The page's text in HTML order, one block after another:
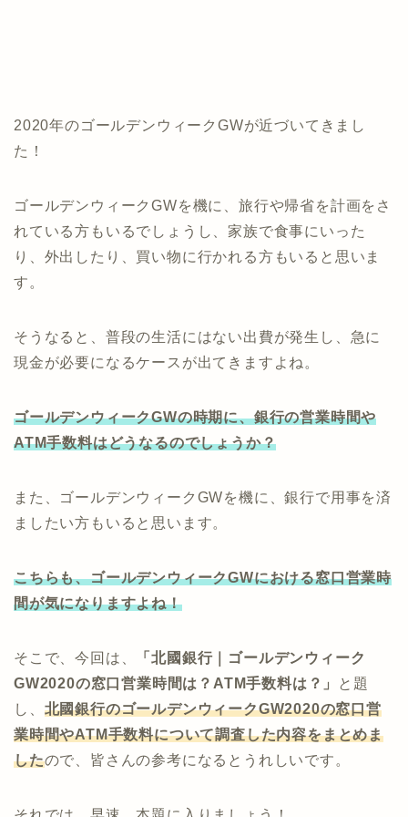
2020年のゴールデンウィークGWが近づいてきまし
た！
ゴールデンウィークGWを機に、旅行や帰省を計画をさ
れている方もいるでしょうし、家族で食事にいった
り、外出したり、買い物に行かれる方もいると思いま
す。
そうなると、普段の生活にはない出費が発生し、急に
現金が必要になるケースが出てきますよね。
ゴールデンウィークGWの時期に、銀行の営業時間や
ATM手数料はどうなるのでしょうか？
また、ゴールデンウィークGWを機に、銀行で用事を済
ましたい方もいると思います。
こちらも、ゴールデンウィークGWにおける窓口営業時
間が気になりますよね！
そこで、今回は、
「北國銀行｜ゴールデンウィーク
GW2020の窓口営業時間は？ATM手数料は？」
と題
し、 北國銀行のゴールデンウィークGW2020の窓口営
業時間やATM手数料について調査した内容をまとめま
したので、皆さんの参考になるとうれしいです。